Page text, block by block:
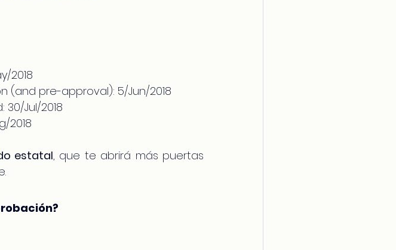
2018
(and pre-approval): 5/Jun/2018
30/Jul/2018
2018
estatal, que te abrirá más puertas